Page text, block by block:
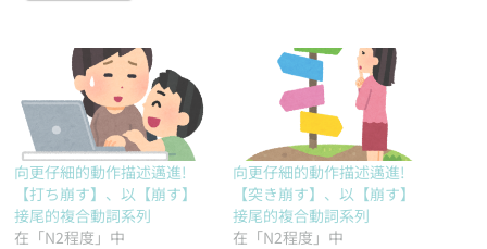
向更仔細的動作描述邁進!
【打ち崩す】、以【崩す】
接尾的複合動詞系列
在「N2程度」中
向更仔細的動作描述邁進!
【突き崩す】、以【崩す】
接尾的複合動詞系列
在「N2程度」中